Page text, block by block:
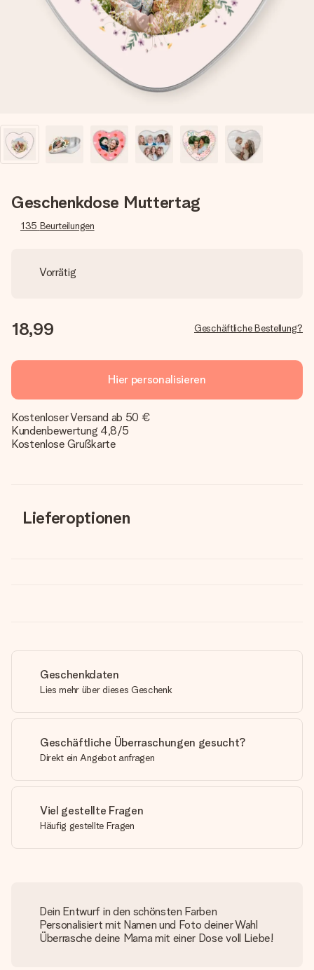
Montag - Freitag : 8:30 - 17:00 Uhr
Samstag - Sonntag : 8:30 - 13:00 Uhr
Geschenkdose Muttertag
135 Beurteilungen
Vorrätig
18,99 Geschäftliche Bestellung?
Hier personalisieren
Kostenloser Versand ab 50 €
Kundenbewertung 4,8/5
Kostenlose Grußkarte
Lieferoptionen
Geschenkdaten
Lies mehr über dieses Geschenk
Geschäftliche Überraschungen gesucht?
Direkt ein Angebot anfragen
Viel gestellte Fragen
Häufig gestellte Fragen
Dein Entwurf in den schönsten Farben
Personalisiert mit Namen und Foto deiner Wahl
Überrasche deine Mama mit einer Dose voll Liebe!